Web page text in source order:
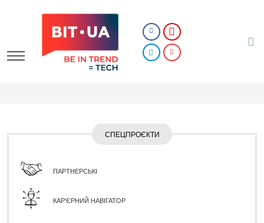
СПЕЦПРОЄКТИ
ПАРТНЕРСЬКІ
КАР'ЄРНИЙ НАВІГАТОР